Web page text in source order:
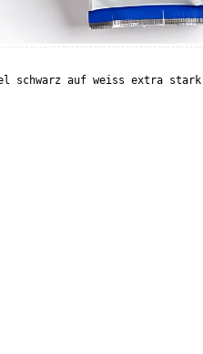
schwarz auf weiss extra stark